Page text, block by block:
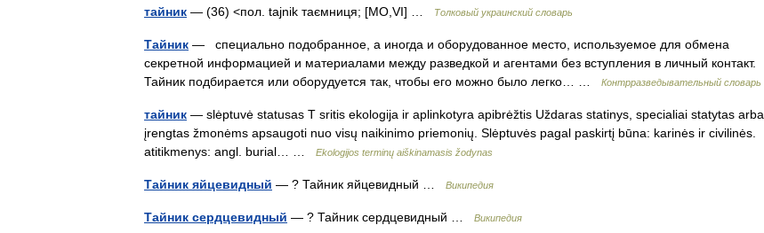
тайник — (36) <пол. tajnik таємниця; [MО,VI] … Толковый украинский словарь
Тайник — специально подобранное, а иногда и оборудованное место, используемое для обмена
секретной информацией и материалами между разведкой и агентами без вступления в личный контакт.
Тайник подбирается или оборудуется так, чтобы его можно было легко… …
Контрразведывательный словарь
тайник — slėptuvė statusas T sritis ekologija ir aplinkotyra apibrėžtis Uždaras statinys, specialiai statytas arba
įrengtas žmonėms apsaugoti nuo visų naikinimo priemonių. Slėptuvės pagal paskirtį būna: karinės ir civilinės.
atitikmenys: angl. burial… …
Ekologijos terminų aiškinamasis žodynas
Тайник яйцевидный — ? Тайник яйцевидный … Википедия
Тайник сердцевидный — ? Тайник сердцевидный … Википедия